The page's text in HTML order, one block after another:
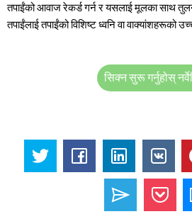
तपाईंको आवाज रेकर्ड गर्न र यसलाई मूलका साथ
तपाईंलाई तपाईंको विशिष्ट ध्वनि वा वाक्यांशहरूको
सिक्न सुरू गर्नुहोस्